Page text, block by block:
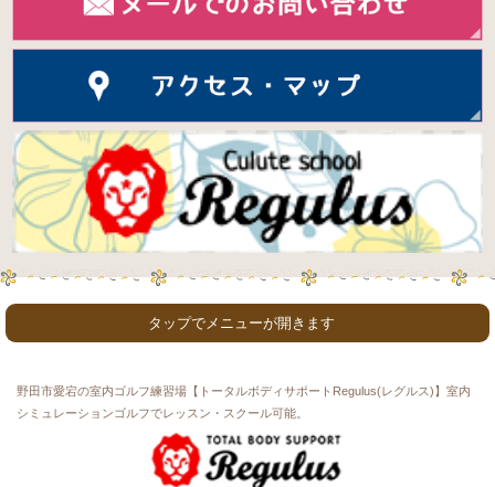
タップでメニューが開きます
ご利用者・生徒さんの声
ゴルフ工房 カフェ紹介
スタジオ紹介
利用者インタビュー
よくある質問
お問い合わせ
ゴルフ用語 サイトマップ
野田市愛宕の室内ゴルフ練習場【トータルボディサポートRegulus(レグルス)】室内
シミュレーションゴルフでレッスン・スクール可能。